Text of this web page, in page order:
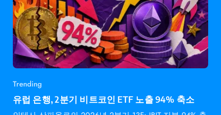
Trending
유럽 은행, 2분기 비트코인 ETF 노출 94% 축소